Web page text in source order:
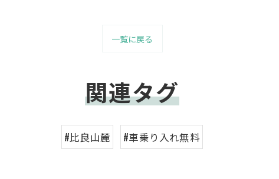
一覧に戻る
関連タグ
#比良山麓 #車乗り入れ無料